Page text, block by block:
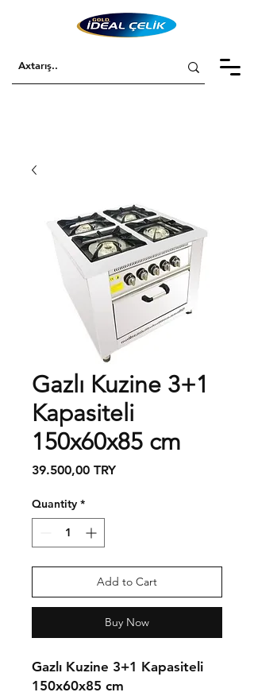
Gazlı Kuzine 3+1
Kapasiteli
150x60x85 cm
39.500,00 TRYPrice
Quantity *
Add to Cart
Buy Now
Gazlı Kuzine 3+1 Kapasiteli
150x60x85 cm